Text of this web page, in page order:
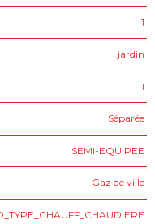
1
jardin
1
Séparée
SEMI-EQUIPEE
Gaz de ville